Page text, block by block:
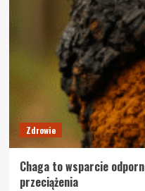
Zdrowie
Chaga to wsparcie
przeciążenia